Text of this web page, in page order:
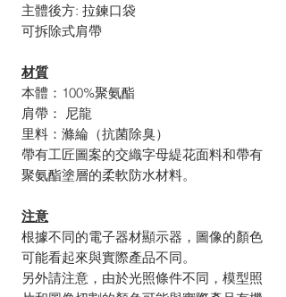
主體後方: 拉鍊口袋
可拆除式肩帶
材質
本體：100%聚氨酯
肩帶： 尼龍
里料：滌綸（抗菌除臭）
帶有工匠圖案的交織字母緹花面料和帶有
聚氨酯塗層的柔軟防水材料。
注意
根據不同的電子器材顯示器，圖像的顏色
可能看起來與實際產品不同。
另外請注意，由於光照條件不同，模型照